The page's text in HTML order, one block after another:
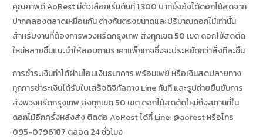
คุณภาพดี AoRest มีตัวเลือกเริ่มต้นที่ 1,300 บาทซึ่งยังได้ดอกไม้สดจาก
ปากคลองตลาดเหมือนกัน ต่างกันตรงขนาดและปริมาณดอกไม้เท่านั้น
สำหรับงานที่ต้องการพวงหรีดกรุงเทพ ส่งทุกเขต 50 เขต ดอกไม้สดตัด
ใหม่หลายชิ้นแนะนำให้สอบถามราคาแพ็กเกจซึ่งจะประหยัดกว่าสั่งทีละชิ้น
การชำระเงินทำได้ผ่านโอนเงินธนาคาร พร้อมเพย์ หรือเงินสดปลายทาง
ทุกการชำระเงินได้รับใบเสร็จดิจิทัลทาง Line ทันที และรูปถ่ายยืนยันการ
ส่งพวงหรีดกรุงเทพ ส่งทุกเขต 50 เขต ดอกไม้สดตัดใหม่ถึงสถานที่ใน
ดอกไม้อีกครั้งหลังส่ง ติดต่อ AoRest ได้ที่ Line: @aorest หรือโทร
095-0796187 ตลอด 24 ชั่วโมง